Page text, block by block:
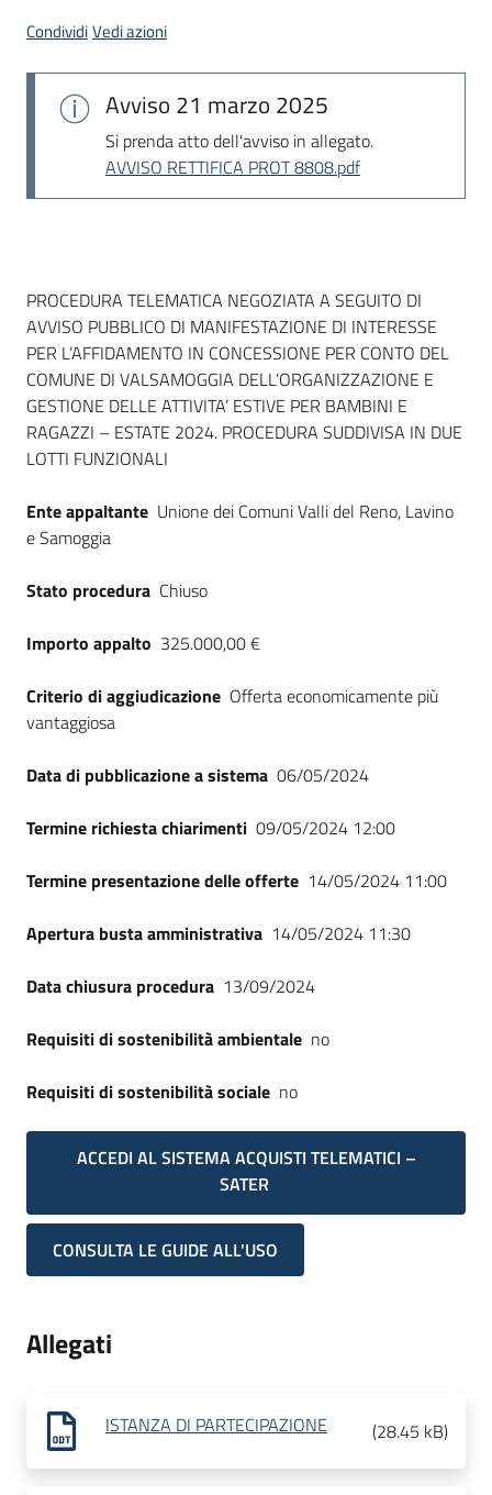
CondividiVedi azioni
Avviso 21 marzo 2025
Si prenda atto dell'avviso in allegato.
AVVISO RETTIFICA PROT 8808.pdf
Dati del bando
PROCEDURA TELEMATICA NEGOZIATA A SEGUITO DI
AVVISO PUBBLICO DI MANIFESTAZIONE DI INTERESSE
PER L’AFFIDAMENTO IN CONCESSIONE PER CONTO DEL
COMUNE DI VALSAMOGGIA DELL’ORGANIZZAZIONE E
GESTIONE DELLE ATTIVITA’ ESTIVE PER BAMBINI E
RAGAZZI – ESTATE 2024. PROCEDURA SUDDIVISA IN DUE
LOTTI FUNZIONALI
Ente appaltante Unione dei Comuni Valli del Reno, Lavino
e Samoggia
Stato procedura Chiuso
Importo appalto 325.000,00 €
Criterio di aggiudicazione Offerta economicamente più
vantaggiosa
Data di pubblicazione a sistema 06/05/2024
Termine richiesta chiarimenti 09/05/2024 12:00
Termine presentazione delle offerte 14/05/2024 11:00
Apertura busta amministrativa 14/05/2024 11:30
Data chiusura procedura 13/09/2024
Requisiti di sostenibilità ambientale no
Requisiti di sostenibilità sociale no
ACCEDI AL SISTEMA ACQUISTI TELEMATICI –
SATER
CONSULTA LE GUIDE ALL'USO
Allegati
ISTANZA DI PARTECIPAZIONE (28.45 kB)